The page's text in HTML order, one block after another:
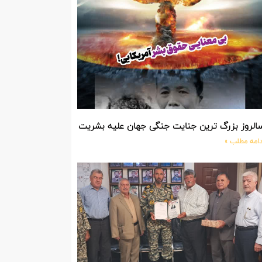
بزرگ ترین جنایت جنگی جهان علیه بشریت توسط بزرگ ترین
مطلب »